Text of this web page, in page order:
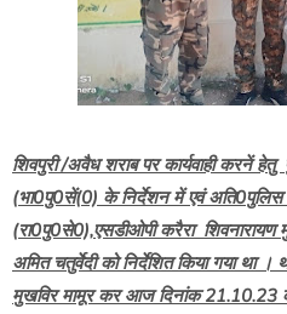
शिवपुरी /अवैध शराब पर कार्यवाही करनें
(भा0पु0सें(0) के निर्देशन में एवं
(रा0पु0से0),एसडीओपी करैरा शिवनारायण
अमित चतुर्वेदी को निर्देशित किया गया था ।
मुखविर मामूर कर आज दिनांक 21.10.23